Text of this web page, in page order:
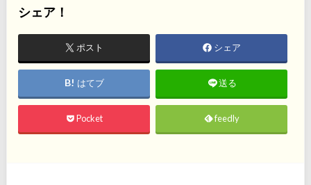
シェア！
ポスト シェア
はてブ 送る
Pocket feedly